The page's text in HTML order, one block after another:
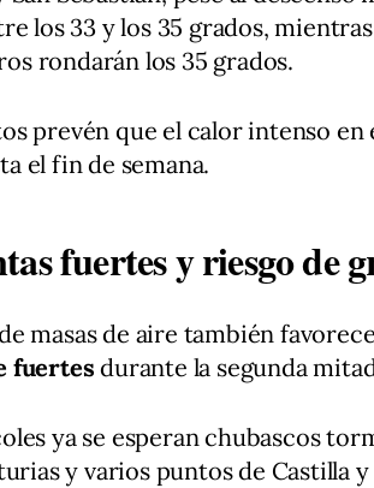
los 33 y los 35 grados,
rondarán los 35 grados.
prevén que el calor intenso en
el fin de semana.
fuertes y riesgo de
masas de aire también
fuertes durante la segunda
ya se esperan chubascos
y varios puntos de Castilla